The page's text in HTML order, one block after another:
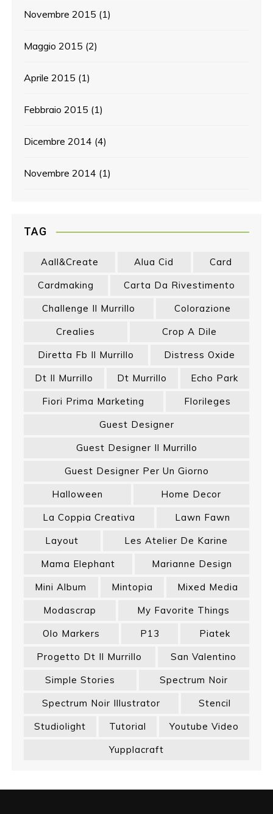
Novembre 2015 (1)
Maggio 2015 (2)
Aprile 2015 (1)
Febbraio 2015 (1)
Dicembre 2014 (4)
Novembre 2014 (1)
TAG
Aall&create Alua Cid
Card
Cardmaking
Carta Da Rivestimento
Challenge Il Murrillo
Colorazione
Crealies
Crop A Dile
Diretta Fb Il Murrillo
Distress Oxide
Dt Il Murrillo
Dt Murrillo
Echo Park
Fiori Prima Marketing
Florileges
Guest Designer
Guest Designer Il Murrillo
Guest Designer Per Un Giorno
Halloween
Home Decor
La Coppia Creativa
Lawn Fawn
Layout
Les Atelier De Karine
Mama Elephant
Marianne Design
Mini Album
Mintopia
Mixed Media
Modascrap
My Favorite Things
Olo Markers
P13
Piatek
Progetto Dt Il Murrillo
San Valentino
Simple Stories
Spectrum Noir
Spectrum Noir Illustrator
Stencil
Studiolight
Tutorial
Youtube Video
Yupplacraft